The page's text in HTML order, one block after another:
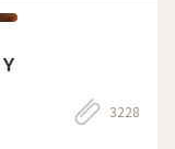
3228